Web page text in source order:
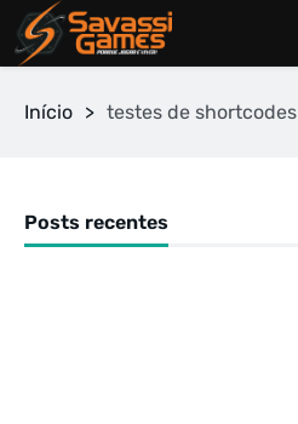
Início > testes de shortcodes
Posts recentes